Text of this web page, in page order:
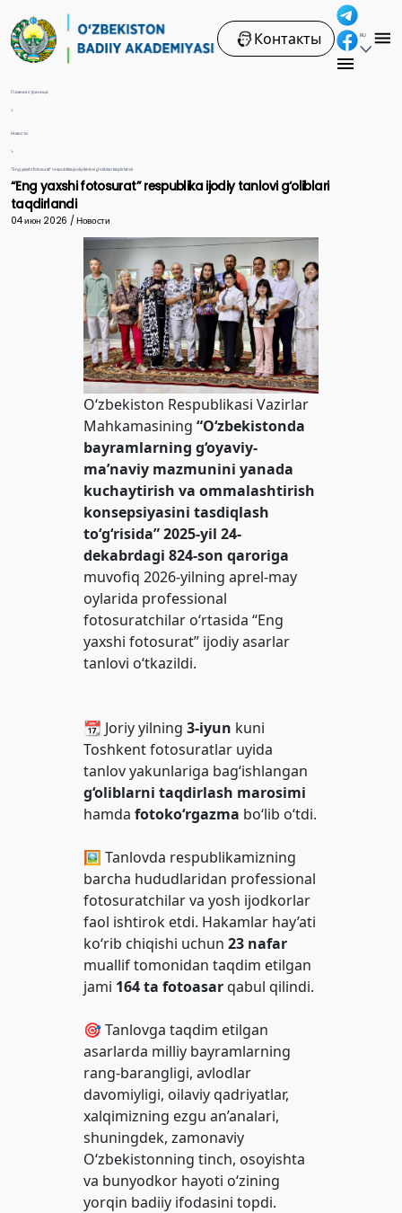
Контакты RU
Главная страница
>
Новости
>
“Eng yaxshi fotosurat” respublika ijodiy tanlovi g‘oliblari taqdirlandi
“Eng yaxshi fotosurat” respublika ijodiy tanlovi g‘oliblari
taqdirlandi
04 июн 2026 / Новости
O‘zbekiston Respublikasi Vazirlar
Mahkamasining“O‘zbekistonda
bayramlarning g‘oyaviy-
ma’naviy mazmunini yanada
kuchaytirish va ommalashtirish
konsepsiyasini tasdiqlash
to‘g‘risida” 2025-yil 24-
dekabrdagi 824-son qaroriga
muvofiq 2026-yilning aprel-may
oylаrida professional
fotosuratchilar o‘rtasida “Eng
yaxshi fotosurat” ijodiy asarlar
tanlovi o‘tkazildi.
📆 Joriy yilning3-iyun kuni
Toshkent fotosuratlar uyida
tanlov yakunlariga bag‘ishlangan
g‘oliblarni taqdirlash marosimi
hamdafotoko‘rgazma bo‘lib o‘tdi.
🖼 Tanlovda respublikamizning
barcha hududlaridan professional
fotosuratchilar va yosh ijodkorlar
faol ishtirok etdi. Hakamlar hay’ati
ko‘rib chiqishi uchun23 nafar
muallif tomonidan taqdim etilgan
jami 164 ta fotoasarqabul qilindi.
🎯 Tanlovga taqdim etilgan
asarlarda milliy bayramlarning
rang-barangligi, avlodlar
davomiyligi, oilaviy qadriyatlar,
xalqimizning ezgu an’analari,
shuningdek, zamonaviy
O‘zbekistonning tinch, osoyishta
va bunyodkor hayoti o‘zining
yorqin badiiy ifodasini topdi.